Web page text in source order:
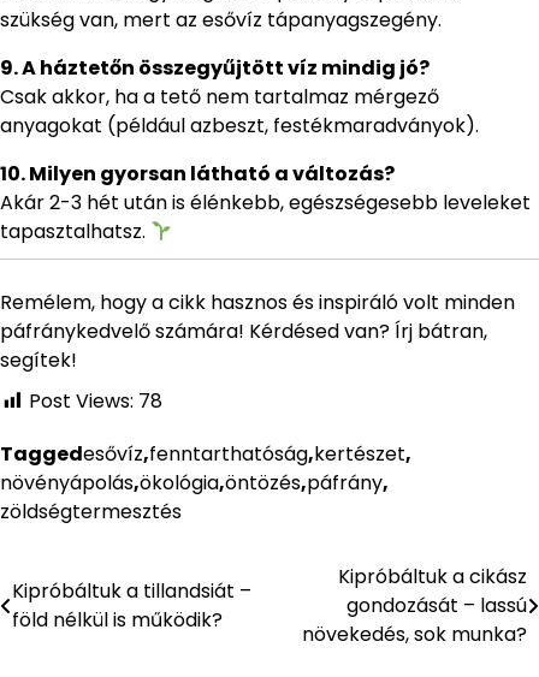
szükség van, mert az esővíz tápanyagszegény.
9. A háztetőn összegyűjtött víz mindig jó?
Csak akkor, ha a tető nem tartalmaz mérgező
anyagokat (például azbeszt, festékmaradványok).
10. Milyen gyorsan látható a változás?
Akár 2-3 hét után is élénkebb, egészségesebb leveleket
tapasztalhatsz.
Remélem, hogy a cikk hasznos és inspiráló volt minden
páfránykedvelő számára! Kérdésed van? Írj bátran,
segítek!
Post Views: 78
Taggedesővíz,fenntarthatóság,kertészet,
növényápolás,ökológia,öntözés,páfrány,
zöldségtermesztés
Bejegyzés
navigáció
Kipróbáltuk a tillandsiát –
föld nélkül is működik?
Kipróbáltuk a cikász
gondozását – lassú
növekedés, sok munka?